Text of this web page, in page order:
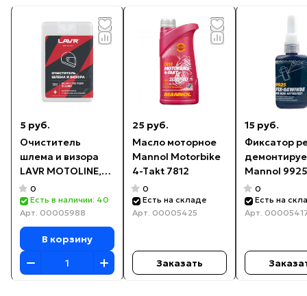
5 руб.
Очиститель
шлема и визора
LAVR MOTOLINE,
20 мл / Ln7711
0
Есть в наличии: 40
Арт. 00005988
В корзину
25 руб.
Масло моторное
Mannol Motorbike
4-Takt 7812
0
Есть на складе
Арт. 00005425
Заказать
15 руб.
Фиксатор
Mannol
Gewinde
0
Есть на
Арт.